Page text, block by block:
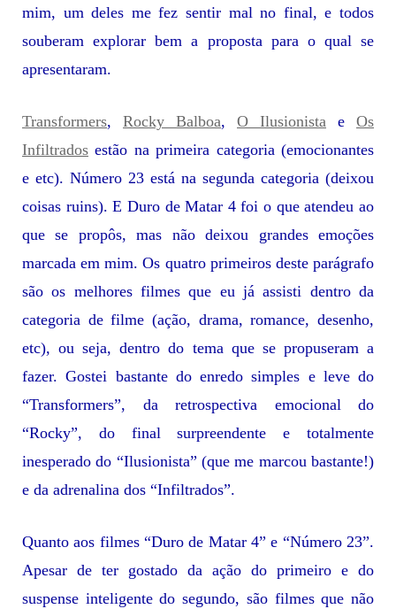
mim, um deles me fez sentir mal no final, e todos
souberam explorar bem a proposta para o qual se
apresentaram.
Transformers, Rocky Balboa, O Ilusionista e Os
Infiltrados estão na primeira categoria (emocionantes
e etc). Número 23 está na segunda categoria (deixou
coisas ruins). E Duro de Matar 4 foi o que atendeu ao
que se propôs, mas não deixou grandes emoções
marcada em mim.Os quatro primeiros deste parágrafo
são os melhores filmes que eu já assisti dentro da
categoria de filme (ação, drama, romance, desenho,
etc), ou seja, dentro do tema que se propuseram a
fazer. Gostei bastante do enredo simples e leve do
“Transformers”, da retrospectiva emocional do
“Rocky”, do final surpreendente e totalmente
inesperado do “Ilusionista” (que me marcou bastante!)
e da adrenalina dos “Infiltrados”.
Quanto aos filmes “Duro de Matar 4” e “Número 23”.
Apesar de ter gostado da ação do primeiro e do
suspense inteligente do segundo, são filmes que não